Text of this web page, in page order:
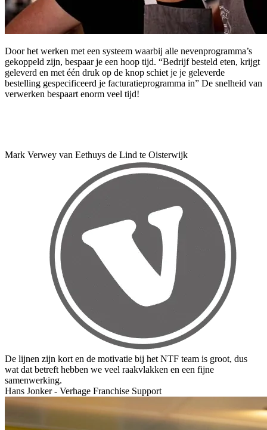
Door het werken met een systeem waarbij alle nevenprogramma’s
gekoppeld zijn, bespaar je een hoop tijd. “Bedrijf besteld eten, krijgt
geleverd en met één druk op de knop schiet je je geleverde
bestelling gespecificeerd je facturatieprogramma in” De snelheid van
verwerken bespaart enorm veel tijd!
Mark Verwey van Eethuys de Lind te Oisterwijk
De lijnen zijn kort en de motivatie bij het NTF team is groot, dus
wat dat betreft hebben we veel raakvlakken en een fijne
samenwerking.
Hans Jonker - Verhage Franchise Support